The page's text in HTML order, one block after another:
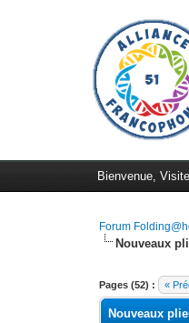
Bienvenue,
Forum
Nouveaux
Pages (52) : «
Nouveaux